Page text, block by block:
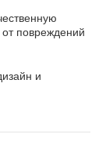
повреждений
и